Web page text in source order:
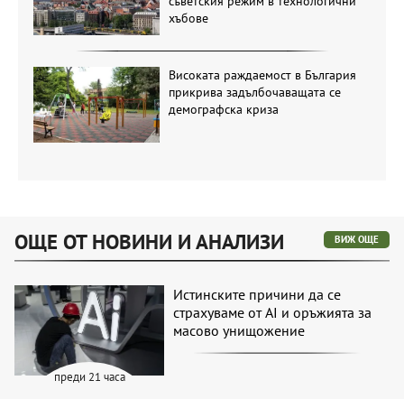
хъбове
Високата раждаемост в България
прикрива задълбочаващата се
демографска криза
ОЩЕ ОТ НОВИНИ И АНАЛИЗИ ВИЖ ОЩЕ
преди 21 часа
Истинските причини да се
страхуваме от AI и оръжията за
масово унищожение